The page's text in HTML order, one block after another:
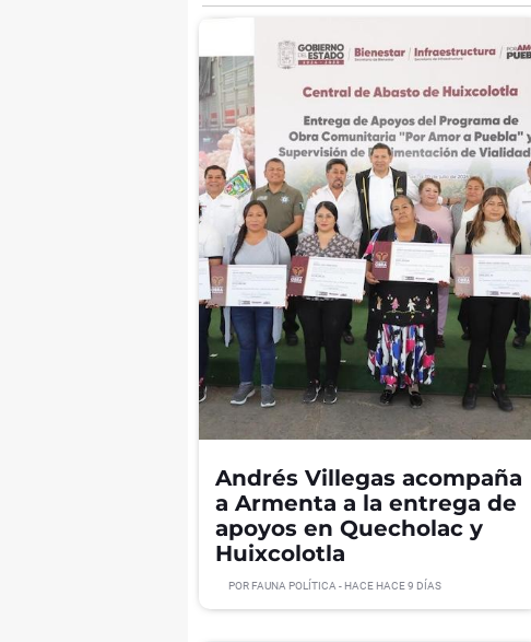
Andrés Villegas acompaña
a Armenta a la entrega de
apoyos en Quecholac y
Huixcolotla
POR FAUNA POLÍTICA- HACE HACE 9 DÍAS